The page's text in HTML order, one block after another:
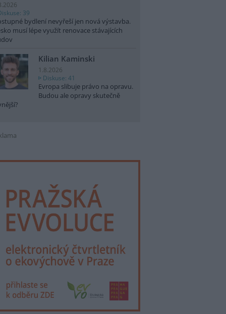
39
bydlení nevyřeší jen nová výstavba.
musí lépe využít renovace stávajících
Kilian Kaminski
1.8.2026
Diskuse: 41
Evropa slibuje právo na opravu.
Budou ale opravy skutečně